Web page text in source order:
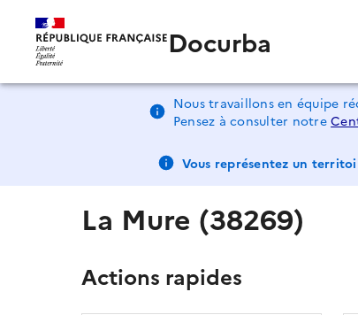
Docurba
Nous travaillons en équipe
Pensez à consulter notre
Vous représentez un
La Mure (38269)
Actions rapides